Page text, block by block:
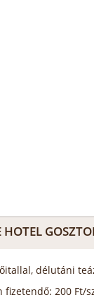
HOTEL
délutáni
200 Ft/